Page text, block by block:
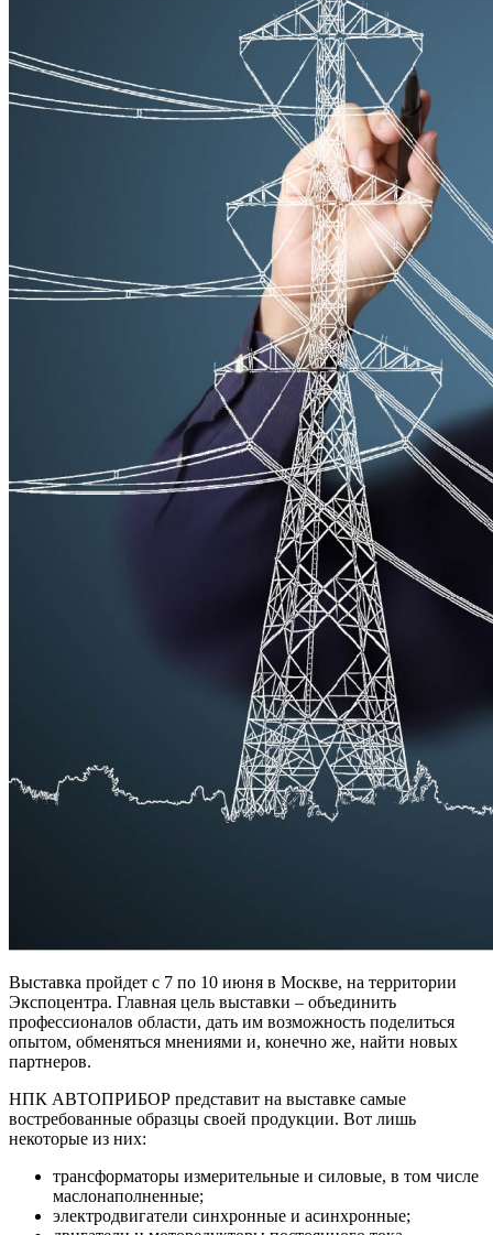
Выставка пройдет с 7 по 10 июня в Москве, на территории
Экспоцентра. Главная цель выставки – объединить
профессионалов области, дать им возможность поделиться
опытом, обменяться мнениями и, конечно же, найти новых
партнеров.
НПК АВТОПРИБОР представит на выставке самые
востребованные образцы своей продукции. Вот лишь
некоторые из них:
трансформаторы измерительные и силовые, в том числе
маслонаполненные;
электродвигатели синхронные и асинхронные;